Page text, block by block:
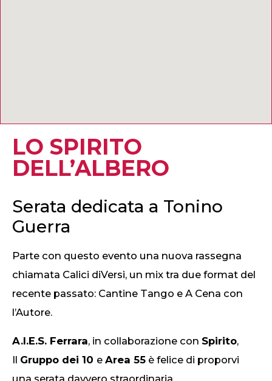
LO SPIRITO
DELL’ALBERO
Serata dedicata a Tonino
Guerra
Parte con questo evento una nuova rassegna
chiamata Calici diVersi, un mix tra due format del
recente passato: Cantine Tango e A Cena con
l’Autore.
A.I.E.S. Ferrara, in collaborazione con Spirito,
Il Gruppo dei 10 e Area 55 è felice di proporvi